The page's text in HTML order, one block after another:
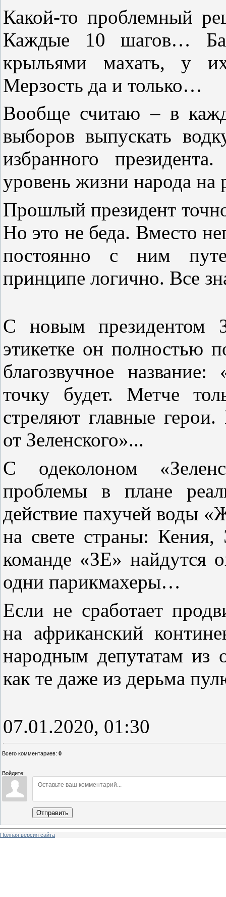
Какой-то проблемный
Каждые 10 шагов…
крыльями махать, у
Мерзость да и только…
Вообще считаю – в
выборов выпускать
избранного
уровень жизни народа на
Прошлый президент
Но это не беда. Вместо
постоянно с ним
принципе логично. Все
С новым президентом
этикетке он полностью
благозвучное
точку будет. Метче
стреляют главные
от Зеленского»...
С одеколоном
проблемы в плане
действие пахучей воды
на свете страны:
команде «ЗЕ» найдутся
одни парикмахеры…
Если не сработает
на африканский
народным депутатам из
как те даже из дерьма
07.01.2020, 01:30
Всего комментариев: 0
Войдите:
Отправить
Полная версия сайта